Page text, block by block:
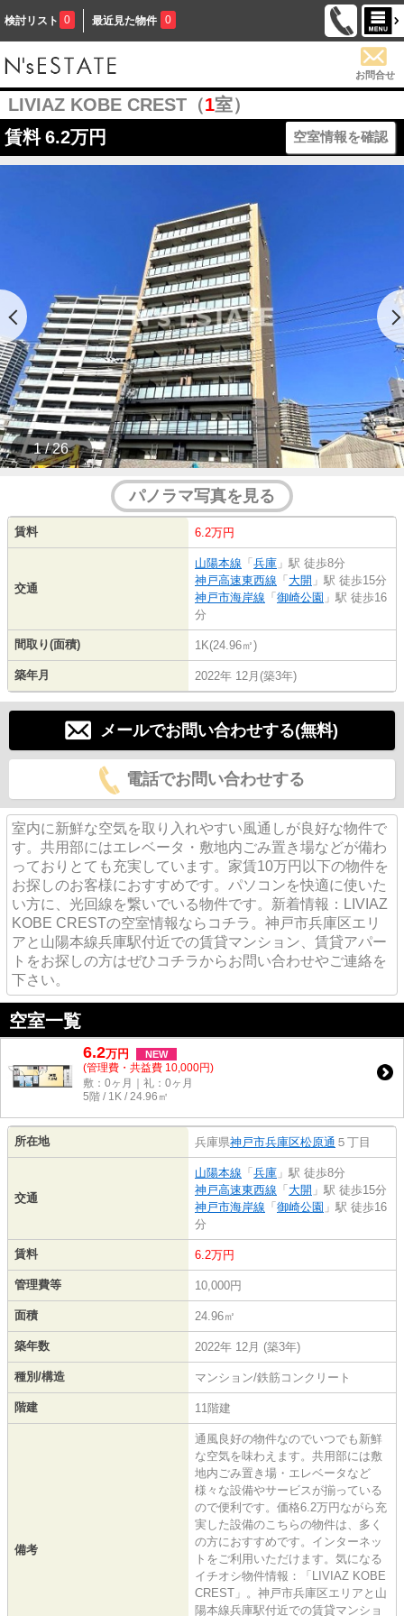
検討リスト 0 最近見た物件 0
お問合せ
LIVIAZ KOBE CREST（1室）
賃料 6.2万円 空室情報を確認
1 / 26
パノラマ写真を見る
賃料 6.2万円
交通
山陽本線 「 兵庫 」駅 徒歩8分
神戸高速東西線 「 大開 」駅 徒歩15分
神戸市海岸線 「 御崎公園 」駅 徒歩16
分
間取り(面積) 1K(24.96㎡)
築年月 2022年 12月(築3年)
メールでお問い合わせする(無料)
電話でお問い合わせする
室内に新鮮な空気を取り入れやすい風通しが良好な物件で
す。共用部にはエレベータ・敷地内ごみ置き場などが備わ
っておりとても充実しています。家賃10万円以下の物件を
お探しのお客様におすすめです。パソコンを快適に使いた
い方に、光回線を繋いでいる物件です。新着情報：LIVIAZ
KOBE CRESTの空室情報ならコチラ。神戸市兵庫区エリ
アと山陽本線兵庫駅付近での賃貸マンション、賃貸アパー
トをお探しの方はぜひコチラからお問い合わせやご連絡を
下さい。
空室一覧
6.2万円 NEW
(管理費・共益費 10,000円)
敷：0ヶ月｜礼：0ヶ月
5階 / 1K / 24.96㎡
所在地 兵庫県神戸市兵庫区松原通 ５丁目
交通
山陽本線 「 兵庫 」駅 徒歩8分
神戸高速東西線 「 大開 」駅 徒歩15分
神戸市海岸線 「 御崎公園 」駅 徒歩16
分
賃料 6.2万円
管理費等 10,000円
面積 24.96㎡
築年数 2022年 12月 (築3年)
種別/構造 マンション/鉄筋コンクリート
階建 11階建
備考
通風良好の物件なのでいつでも新鮮
な空気を味わえます。共用部には敷
地内ごみ置き場・エレベータなど
様々な設備やサービスが揃っている
ので便利です。価格6.2万円ながら充
実した設備のこちらの物件は、多く
の方におすすめです。インターネッ
トをご利用いただけます。気になる
イチオシ物件情報：「LIVIAZ KOBE
CREST」。神戸市兵庫区エリアと山
陽本線兵庫駅付近での賃貸マンショ